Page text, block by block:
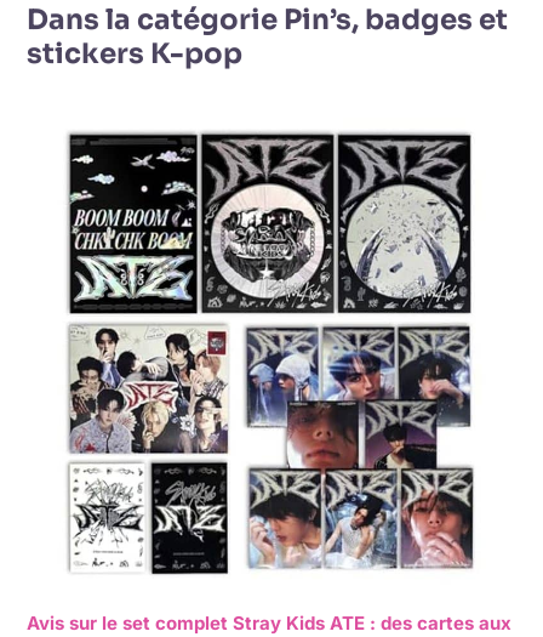
Dans la catégorie Pin’s, badges et
stickers K-pop
Avis sur le set complet Stray Kids ATE : des cartes aux